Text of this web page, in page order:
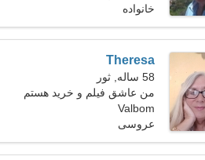
خانواده
Theresa
58 ساله, ثور
من عاشق فیلم و خرید هستم
Valbom
عروسی